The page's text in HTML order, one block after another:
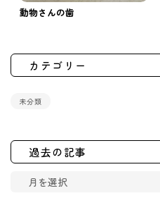
動物さんの歯
カテゴリー
未分類
過去の記事